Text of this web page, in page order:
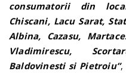
consumatorii din
Chiscani, Lacu Sarat,
Albina, Cazasu,
Vladimirescu,
Baldovinesti si Pietroiu”,